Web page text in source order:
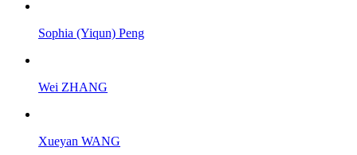
Sophia (Yiqun) Peng
Wei ZHANG
Xueyan WANG